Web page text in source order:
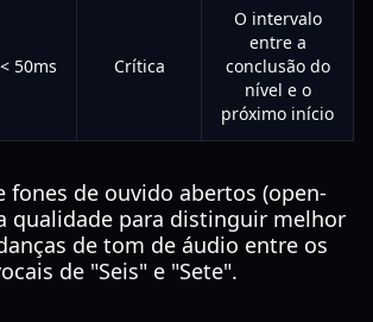
< 50ms Crítica
O intervalo
entre a
conclusão do
nível e o
próximo início
fones de ouvido abertos (open-
qualidade para distinguir melhor
de tom de áudio entre os
de "Seis" e "Sete".